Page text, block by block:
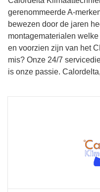
gerenommeerde A-
bewezen door de jaren
montagematerialen
en voorzien zijn van het
mis? Onze 24/7
is onze passie.